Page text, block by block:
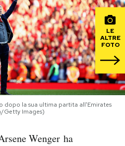
LE
ALTRE
FOTO
dopo la sua ultima partita all'Emirates
Getty Images)
Wenger ha